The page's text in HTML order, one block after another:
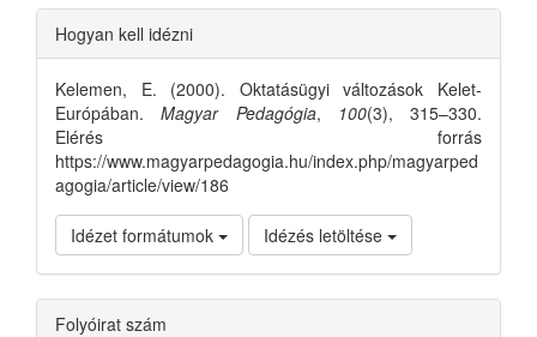
Article
Details
Hogyan kell idézni
Kelemen, E. (2000). Oktatásügyi változások Kelet-
Európában.Magyar Pedagógia, 100(3), 315–330.
Elérés forrás
https://www.magyarpedagogia.hu/index.php/magyarped
agogia/article/view/186
Idézet formátumok Idézés letöltése
Folyóirat szám